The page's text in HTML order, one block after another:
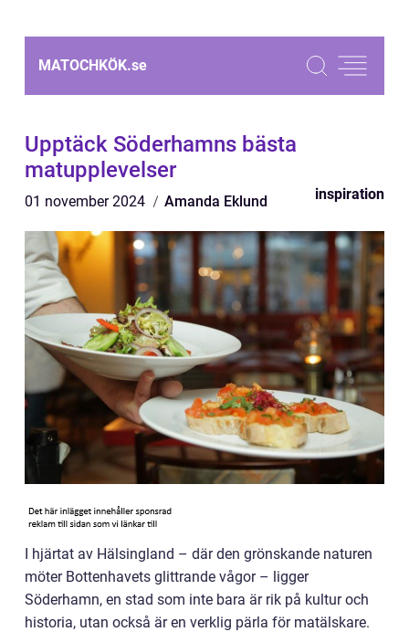
MATOCHKÖK.se
Upptäck Söderhamns bästa
matupplevelser
01 november 2024 Amanda Eklund inspiration
I hjärtat av Hälsingland – där den grönskande naturen
möter Bottenhavets glittrande vågor – ligger
Söderhamn, en stad som inte bara är rik på kultur och
historia, utan också är en verklig pärla för matälskare.